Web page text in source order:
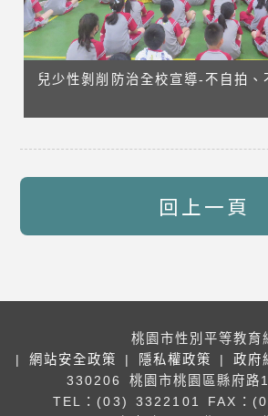
兒少性剝削防治全校宣導-不自拍、
回上一頁
桃園市性別平等教育
| 網站安全政策 | 隱私權政策 | 政府
330206 桃園市桃園區縣府路
TEL：(03) 3322101
FAX：